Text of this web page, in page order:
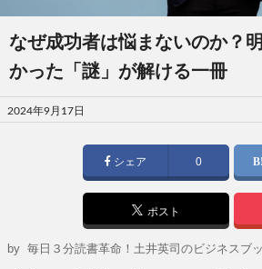
なぜ成功者は悩まないのか？
かった「謎」が解ける一冊
投
稿
2024年9月17日
シェア 0
ポスト
by毎日３分読書革命！土井英司のビジネスブ